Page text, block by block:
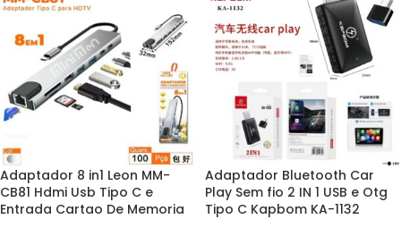
Adaptador 8 in1 Leon MM-
CB81 Hdmi Usb Tipo C e
Entrada Cartao De Memoria
Adaptador Bluetooth Car
Play Sem fio 2 IN 1 USB e Otg
Tipo C Kapbom KA-1132